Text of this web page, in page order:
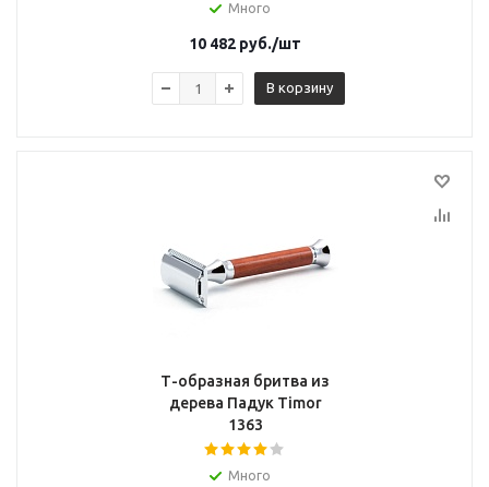
Много
10 482 руб./шт
В корзину
Т-образная бритва из
дерева Падук Timor
1363
Много